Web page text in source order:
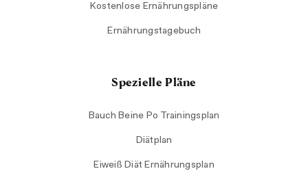
Kostenlose Ernährungspläne
Ernährungstagebuch
Spezielle Pläne
Bauch Beine Po Trainingsplan
Diätplan
Eiweiß Diät Ernährungsplan